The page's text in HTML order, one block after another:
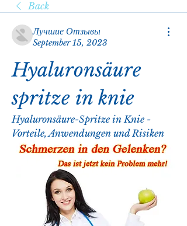
Back
Лучшие Отзывы
September 15, 2023
Hyaluronsäure
spritze in knie
Hyaluronsäure-Spritze in Knie -
Vorteile, Anwendungen und Risiken